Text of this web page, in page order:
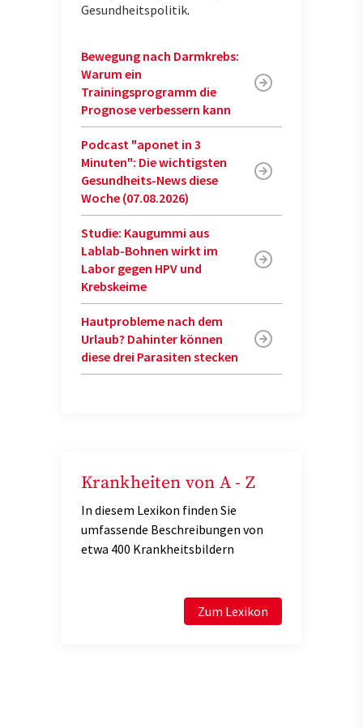
Gesundheitspolitik.
Bewegung nach Darmkrebs:
Warum ein
Trainingsprogramm die
Prognose verbessern kann
Podcast "aponet in 3
Minuten": Die wichtigsten
Gesundheits-News diese
Woche (07.08.2026)
Studie: Kaugummi aus
Lablab-Bohnen wirkt im
Labor gegen HPV und
Krebskeime
Hautprobleme nach dem
Urlaub? Dahinter können
diese drei Parasiten stecken
Krankheiten von A - Z
In diesem Lexikon finden Sie
umfassende Beschreibungen von
etwa 400 Krankheitsbildern
Zum Lexikon